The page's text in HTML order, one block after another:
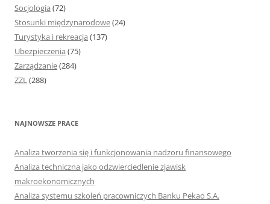
Socjologia (72)
Stosunki międzynarodowe(24)
Turystyka i rekreacja (137)
Ubezpieczenia (75)
Zarządzanie(284)
ZZL(288)
NAJNOWSZE PRACE
Analiza tworzenia się i funkcjonowania nadzoru finansowego
Analiza techniczna jako odzwierciedlenie zjawisk
makroekonomicznych
Analiza systemu szkoleń pracowniczych Banku Pekao S.A.